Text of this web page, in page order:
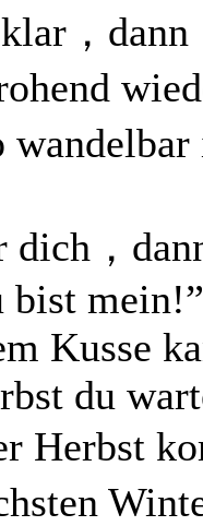
，dann
wandelbar
dich，
bist mein!”
Kusse
du
Herbst